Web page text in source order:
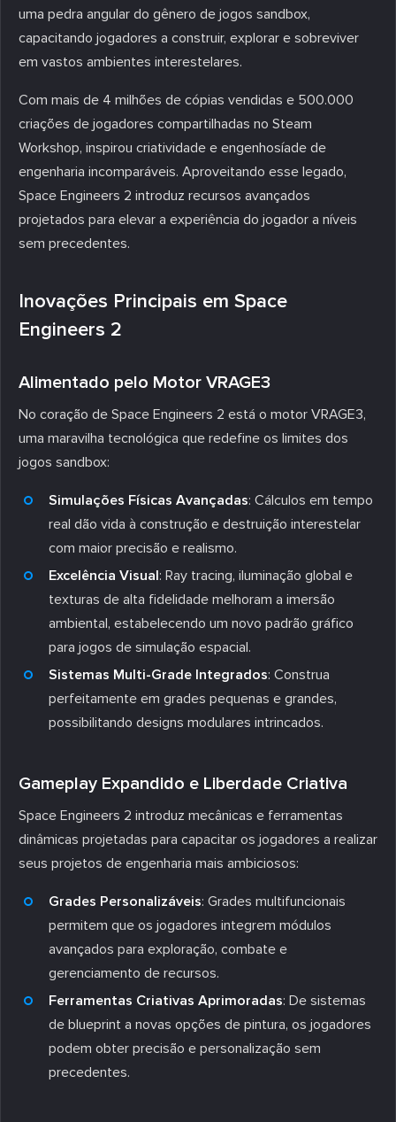
uma pedra angular do gênero de jogos sandbox,
capacitando jogadores a construir, explorar e sobreviver
em vastos ambientes interestelares.
Com mais de 4 milhões de cópias vendidas e 500.000
criações de jogadores compartilhadas no Steam
Workshop, inspirou criatividade e engenhosíade de
engenharia incomparáveis. Aproveitando esse legado,
Space Engineers 2 introduz recursos avançados
projetados para elevar a experiência do jogador a níveis
sem precedentes.
Inovações Principais em Space
Engineers 2
Alimentado pelo Motor VRAGE3
No coração de Space Engineers 2 está o motor VRAGE3,
uma maravilha tecnológica que redefine os limites dos
jogos sandbox:
Simulações Físicas Avançadas: Cálculos em tempo
real dão vida à construção e destruição interestelar
com maior precisão e realismo.
Excelência Visual: Ray tracing, iluminação global e
texturas de alta fidelidade melhoram a imersão
ambiental, estabelecendo um novo padrão gráfico
para jogos de simulação espacial.
Sistemas Multi-Grade Integrados: Construa
perfeitamente em grades pequenas e grandes,
possibilitando designs modulares intrincados.
Gameplay Expandido e Liberdade Criativa
Space Engineers 2 introduz mecânicas e ferramentas
dinâmicas projetadas para capacitar os jogadores a realizar
seus projetos de engenharia mais ambiciosos:
Grades Personalizáveis: Grades multifuncionais
permitem que os jogadores integrem módulos
avançados para exploração, combate e
gerenciamento de recursos.
Ferramentas Criativas Aprimoradas: De sistemas
de blueprint a novas opções de pintura, os jogadores
podem obter precisão e personalização sem
precedentes.